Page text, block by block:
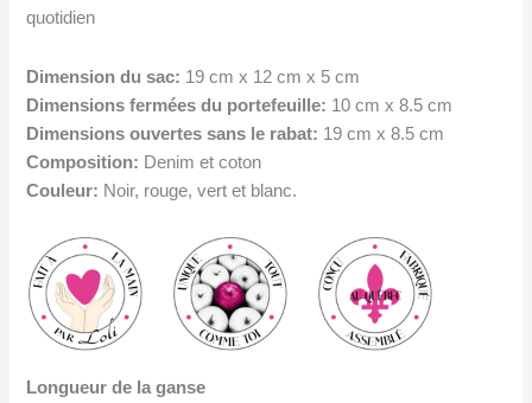
quotidien
Dimension du sac: 19 cm x 12 cm x 5 cm
Dimensions fermées du portefeuille: 10 cm x 8.5 cm
Dimensions ouvertes sans le rabat: 19 cm x 8.5 cm
Composition: Denim et coton
Couleur: Noir, rouge, vert et blanc.
Longueur de la ganse